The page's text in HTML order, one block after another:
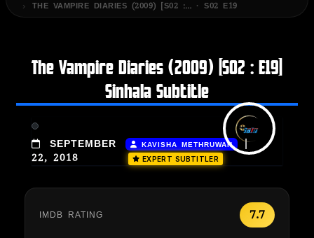
THE VAMPIRE DIARIES (2009) [S02 :… · S02 E19
The Vampire Diaries (2009) [S02 : E19]
Sinhala Subtitle
SEPTEMBER
22, 2018
KAVISHA METHRUWAN |
EXPERT SUBTITLER
IMDB RATING 7.7